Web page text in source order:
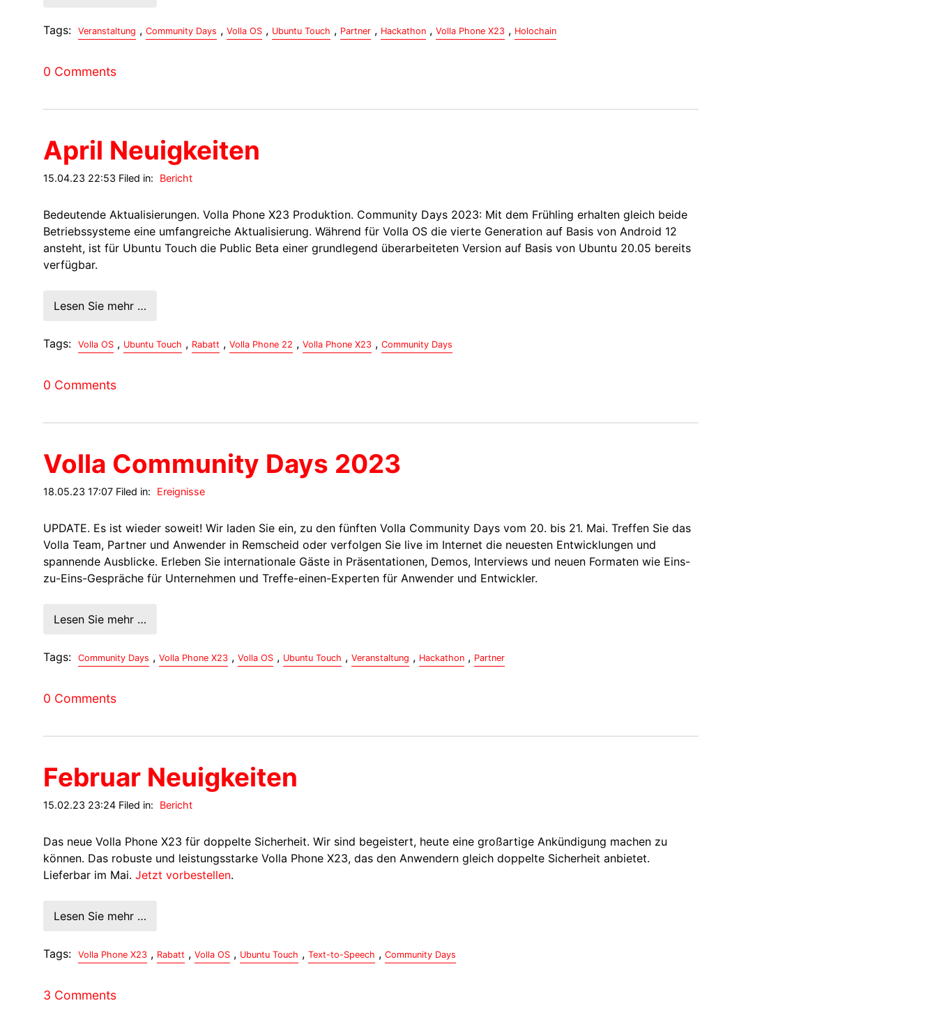
Tags: Veranstaltung , Community Days , Volla OS , Ubuntu Touch , Partner , Hackathon , Volla Phone X23 , Holochain
0 Comments
April Neuigkeiten
15.04.23 22:53 Filed in: Bericht
Bedeutende Aktualisierungen. Volla Phone X23 Produktion. Community Days 2023: Mit dem Frühling erhalten gleich beide
Betriebssysteme eine umfangreiche Aktualisierung. Während für Volla OS die vierte Generation auf Basis von Android 12
ansteht, ist für Ubuntu Touch die Public Beta einer grundlegend überarbeiteten Version auf Basis von Ubuntu 20.05 bereits
verfügbar.
Lesen Sie mehr …
Tags: Volla OS , Ubuntu Touch , Rabatt , Volla Phone 22 , Volla Phone X23 , Community Days
0 Comments
Volla Community Days 2023
18.05.23 17:07 Filed in: Ereignisse
UPDATE. Es ist wieder soweit! Wir laden Sie ein, zu den fünften Volla Community Days vom 20. bis 21. Mai. Treffen Sie das
Volla Team, Partner und Anwender in Remscheid oder verfolgen Sie live im Internet die neuesten Entwicklungen und
spannende Ausblicke. Erleben Sie internationale Gäste in Präsentationen, Demos, Interviews und neuen Formaten wie Eins-
zu-Eins-Gespräche für Unternehmen und Treffe-einen-Experten für Anwender und Entwickler.
Lesen Sie mehr …
Tags: Community Days , Volla Phone X23 , Volla OS , Ubuntu Touch , Veranstaltung , Hackathon , Partner
0 Comments
Februar Neuigkeiten
15.02.23 23:24 Filed in: Bericht
Das neue Volla Phone X23 für doppelte Sicherheit. Wir sind begeistert, heute eine großartige Ankündigung machen zu
können. Das robuste und leistungsstarke Volla Phone X23, das den Anwendern gleich doppelte Sicherheit anbietet.
Lieferbar im Mai. Jetzt vorbestellen.
Lesen Sie mehr …
Tags: Volla Phone X23 , Rabatt , Volla OS , Ubuntu Touch , Text-to-Speech , Community Days
3 Comments